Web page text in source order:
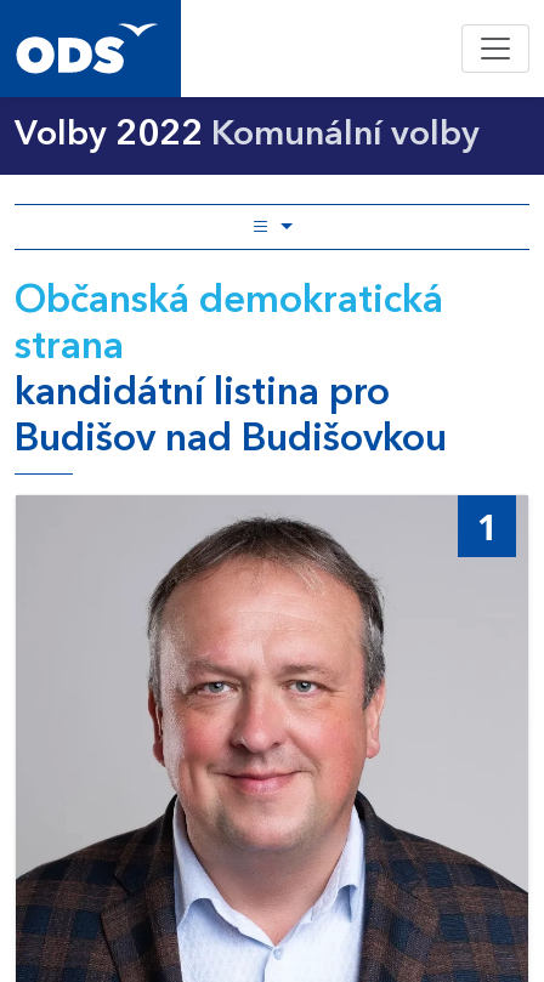
Volby 2022 Komunální volby
Občanská demokratická
strana
kandidátní listina pro
Budišov nad Budišovkou
1